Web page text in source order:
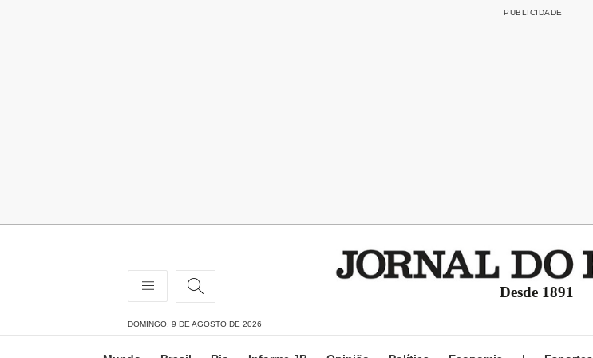
Desde 1891
DOMINGO, 9 DE AGOSTO DE 2026